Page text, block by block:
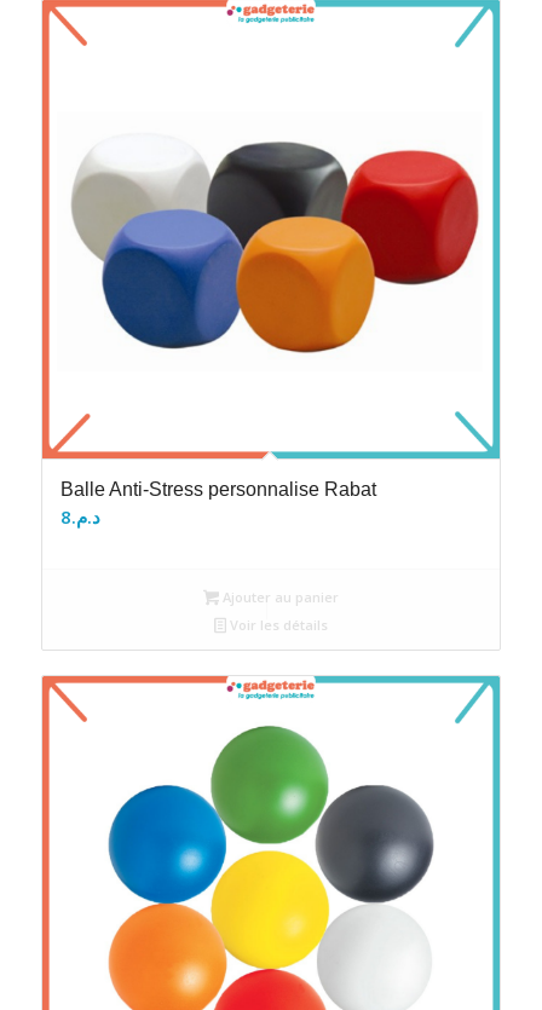
Balle Anti-Stress personnalise Rabat
د.م.8
Ajouter au panier
Voir les détails